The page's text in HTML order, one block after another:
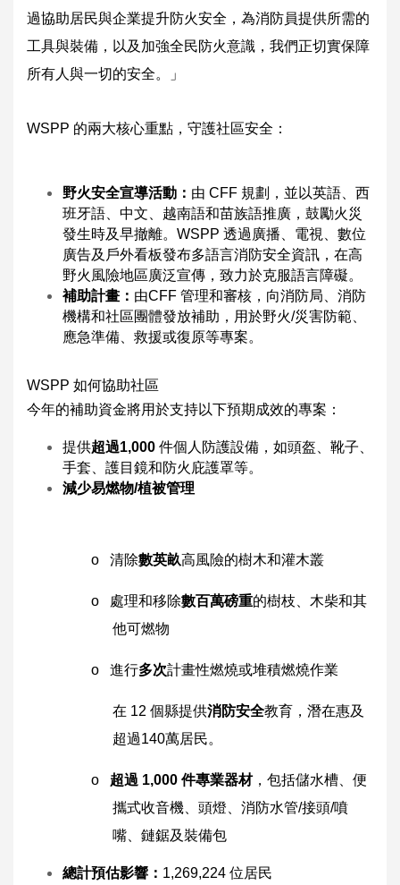
過協助居民與企業提升防火安全，為消防員提供所需的
工具與裝備，以及加強全民防火意識，我們正切實保障
所有人與一切的安全。」
WSPP 的兩大核心重點，守護社區安全：
野火安全宣導活動： 由 CFF 規劃，並以英語、西
班牙語、中文、越南語和苗族語推廣，鼓勵火災
發生時及早撤離。WSPP 透過廣播、電視、數位
廣告及戶外看板發布多語言消防安全資訊，在高
野火風險地區廣泛宣傳，致力於克服語言障礙。
補助計畫： 由CFF 管理和審核，向消防局、消防
機構和社區團體發放補助，用於野火/災害防範、
應急準備、救援或復原等專案。
WSPP 如何協助社區
今年的補助資金將用於支持以下預期成效的專案：
提供超過1,000 件個人防護設備，如頭盔、靴子、
手套、護目鏡和防火庇護罩等。
減少易燃物/植被管理
o 清除數英畝高風險的樹木和灌木叢
o 處理和移除數百萬磅重的樹枝、木柴和其
他可燃物
o 進行多次計畫性燃燒或堆積燃燒作業
在 12 個縣提供消防安全教育，潛在惠及
超過140萬居民。
o 超過 1,000 件專業器材，包括儲水槽、便
攜式收音機、頭燈、消防水管/接頭/噴
嘴、鏈鋸及裝備包
總計預估影響： 1,269,224 位居民